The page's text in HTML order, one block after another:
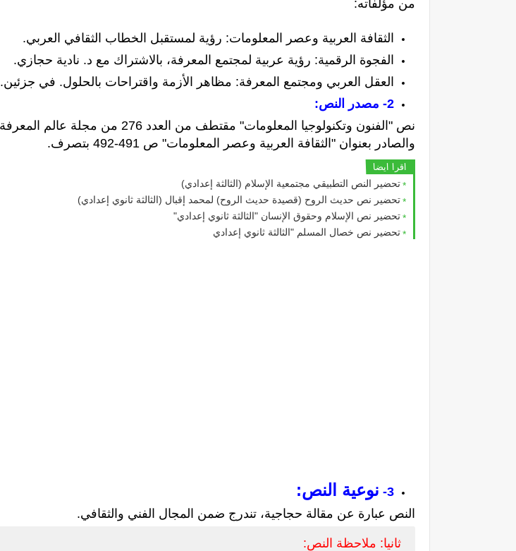
من مؤلفاته:
الثقافة العربية وعصر المعلومات: رؤية لمستقبل الخطاب الثقافي العربي.
الفجوة الرقمية: رؤية عربية لمجتمع المعرفة، بالاشتراك مع د. نادية حجازي.
العقل العربي ومجتمع المعرفة: مظاهر الأزمة واقتراحات بالحلول. في جزئين.
2- مصدر النص:
والصادر بعنوان "الثقافة العربية وعصر المعلومات" ص 491-492 بتصرف.
اقرا ايضا
تحضير النص التطبيقي مجتمعية الإسلام (الثالثة إعدادي)
تحضير نص حديث الروح (قصيدة حديث الروح) لمحمد إقبال (الثالثة ثانوي إعدادي)
تحضير نص الإسلام وحقوق الإنسان "الثالثة ثانوي إعدادي"
تحضير نص خصال المسلم "الثالثة ثانوي إعدادي
3- نوعية النص:
النص عبارة عن مقالة حجاجية، تندرج ضمن المجال الفني والثقافي.
ثانيا: ملاحظة النص: